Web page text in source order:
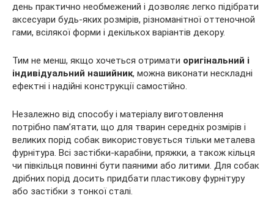
день практично необмежений і дозволяє легко підібрати
аксесуари будь-яких розмірів, різноманітної оттеночной
гами, всілякої форми і декількох варіантів декору.
Тим не менш, якщо хочеться отримати оригінальний і
індивідуальний нашийник, можна виконати нескладні
ефектні і надійні конструкції самостійно.
Незалежно від способу і матеріалу виготовлення
потрібно пам’ятати, що для тварин середніх розмірів і
великих порід собак використовується тільки металева
фурнітура. Всі застібки-карабіни, пряжки, а також кільця
чи півкільця повинні бути паяними або литими. Для собак
дрібних порід досить придбати пластикову фурнітуру
або застібки з тонкої сталі.